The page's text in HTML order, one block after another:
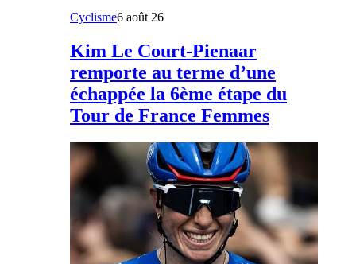
Cyclisme6 août 26
Kim Le Court-Pienaar
remporte au terme d’une
échappée la 6ème étape du
Tour de France Femmes